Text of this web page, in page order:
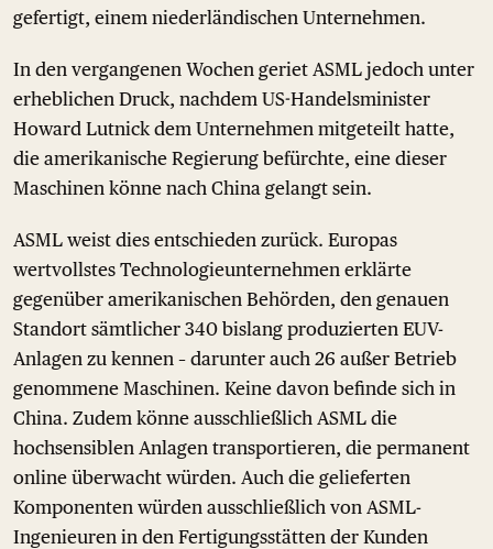
gefertigt, einem niederländischen Unternehmen.
In den vergangenen Wochen geriet ASML jedoch unter
erheblichen Druck, nachdem US-Handelsminister
Howard Lutnick dem Unternehmen mitgeteilt hatte,
die amerikanische Regierung befürchte, eine dieser
Maschinen könne nach China gelangt sein.
ASML weist dies entschieden zurück. Europas
wertvollstes Technologieunternehmen erklärte
gegenüber amerikanischen Behörden, den genauen
Standort sämtlicher 340 bislang produzierten EUV-
Anlagen zu kennen – darunter auch 26 außer Betrieb
genommene Maschinen. Keine davon befinde sich in
China. Zudem könne ausschließlich ASML die
hochsensiblen Anlagen transportieren, die permanent
online überwacht würden. Auch die gelieferten
Komponenten würden ausschließlich von ASML-
Ingenieuren in den Fertigungsstätten der Kunden